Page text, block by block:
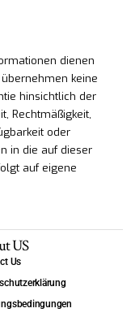
dienen
keine
hinsichtlich der
Rechtmäßigkeit,
oder
in die auf dieser
auf eigene
US
Us